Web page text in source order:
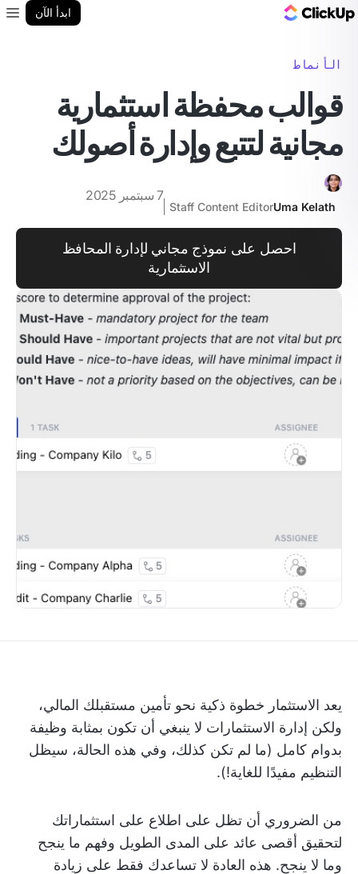
ابدأ الآن
الأنماط
قوالب محفظة استثمارية
مجانية لتتبع وإدارة أصولك
Uma Kelath
Staff Content Editor
7 سبتمبر 2025
احصل على نموذج مجاني لإدارة المحافظ
الاستثمارية
يعد الاستثمار خطوة ذكية نحو تأمين مستقبلك المالي،
ولكن إدارة الاستثمارات لا ينبغي أن تكون بمثابة وظيفة
بدوام كامل (ما لم تكن كذلك، وفي هذه الحالة، سيظل
التنظيم مفيدًا للغاية!).
من الضروري أن تظل على اطلاع على استثماراتك
لتحقيق أقصى عائد على المدى الطويل وفهم ما ينجح
وما لا ينجح. هذه العادة لا تساعدك فقط على زيادة